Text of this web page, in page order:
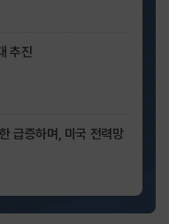
추진
급증하며, 미국 전력망